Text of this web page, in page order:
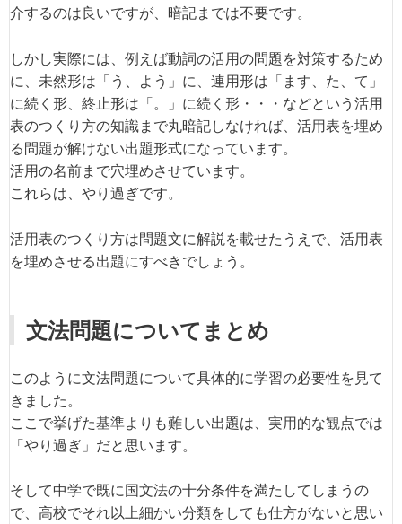
介するのは良いですが、暗記までは不要です。
しかし実際には、例えば動詞の活用の問題を対策するため
に、未然形は「う、よう」に、連用形は「ます、た、て」
に続く形、終止形は「。」に続く形・・・などという活用
表のつくり方の知識まで丸暗記しなければ、活用表を埋め
る問題が解けない出題形式になっています。
活用の名前まで穴埋めさせています。
これらは、やり過ぎです。
活用表のつくり方は問題文に解説を載せたうえで、活用表
を埋めさせる出題にすべきでしょう。
文法問題についてまとめ
このように文法問題について具体的に学習の必要性を見て
きました。
ここで挙げた基準よりも難しい出題は、実用的な観点では
「やり過ぎ」だと思います。
そして中学で既に国文法の十分条件を満たしてしまうの
で、高校でそれ以上細かい分類をしても仕方がないと思い